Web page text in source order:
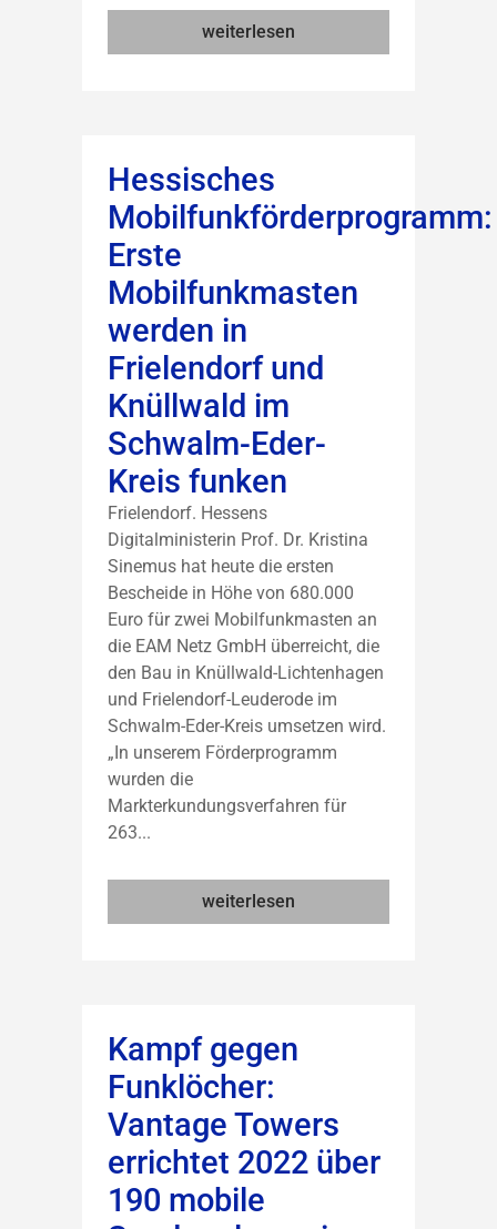
weiterlesen
Hessisches
Mobilfunkförderprogramm:
Erste
Mobilfunkmasten
werden in
Frielendorf und
Knüllwald im
Schwalm-Eder-
Kreis funken
Frielendorf. Hessens
Digitalministerin Prof. Dr. Kristina
Sinemus hat heute die ersten
Bescheide in Höhe von 680.000
Euro für zwei Mobilfunkmasten an
die EAM Netz GmbH überreicht, die
den Bau in Knüllwald-Lichtenhagen
und Frielendorf-Leuderode im
Schwalm-Eder-Kreis umsetzen wird.
„In unserem Förderprogramm
wurden die
Markterkundungsverfahren für
263...
weiterlesen
Kampf gegen
Funklöcher:
Vantage Towers
errichtet 2022 über
190 mobile